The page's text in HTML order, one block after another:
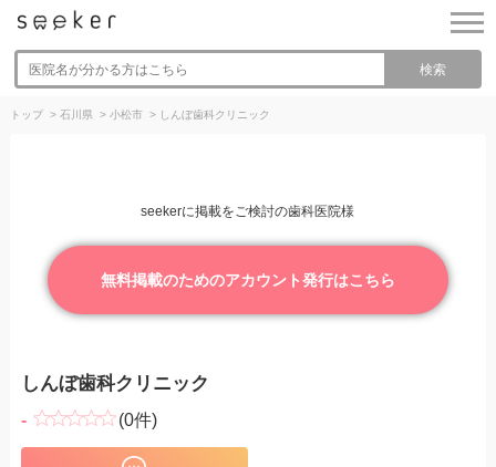
検索
トップ > 石川県 > 小松市 > しんぼ歯科クリニック
seekerに掲載をご検討の歯科医院様
無料掲載のためのアカウント発行はこちら
しんぼ歯科クリニック
- (0件)